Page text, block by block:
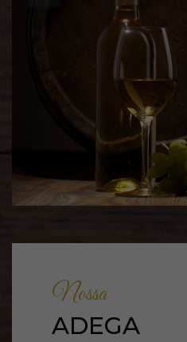
Nossa
ADEGA